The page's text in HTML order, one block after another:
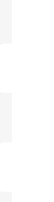
Plan Anual
Plan Anual
Acto
MANUAL DE